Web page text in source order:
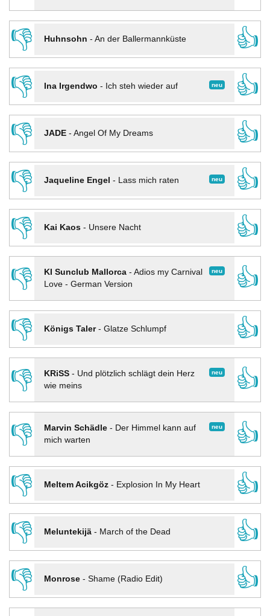
👎
Huhnsohn - An der Ballermannküste
👍
👎
neu
Ina Irgendwo - Ich steh wieder auf
👍
👎
JADE- Angel Of My Dreams
👍
👎
neu
Jaqueline Engel - Lass mich raten
👍
👎
Kai Kaos- Unsere Nacht
👍
👎
neu
KI Sunclub Mallorca- Adios my Carnival
Love - German Version
👍
👎
Königs Taler- Glatze Schlumpf
👍
👎
neu
KRiSS- Und plötzlich schlägt dein Herz
wie meins
👍
👎 neu
Marvin Schädle- Der Himmel kann auf
mich warten
👍
👎
Meltem Acikgöz- Explosion In My Heart
👍
👎
Meluntekijä- March of the Dead
👍
👎
Monrose- Shame (Radio Edit)
👍